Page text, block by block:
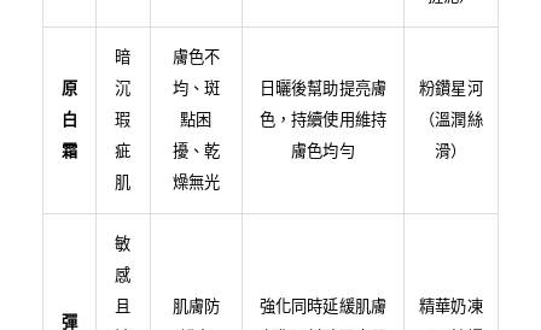
原
白
霜
暗
沉
瑕
疵
肌
膚色不
均、斑
點困
擾、乾
燥無光
日曬後幫助提亮膚
色，持續使用維持
膚色均勻
粉鑽星河
（溫潤絲
滑）
彈
敏
感
且
肌膚防
強化同時延緩肌膚
精華奶凍